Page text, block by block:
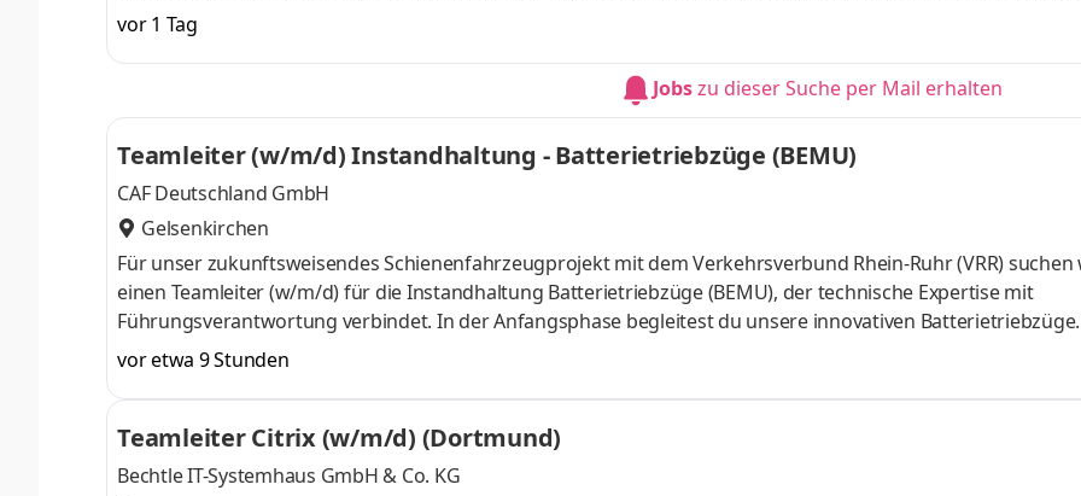
In vielfältigen Handlungsfeldern in den Geschäftsbereichen Umwelt, Verkehr, Raum und Energie ist ZETCON
Ingenieure ein Garant für den erfolgreichen Projektabschluss. Zum nächstmöglichen Termin suchen wir für
Niederlassung in Bochum je einen Teamleiter / perspektivisch Fachgebietsleiter (m/w/d) Vermessung In
vor 1 Tag
Jobszu dieser Suche per Mail erhalten
Teamleiter (w/m/d) Instandhaltung - Batterietriebzüge (BEMU)
CAF Deutschland GmbH
Gelsenkirchen
Für unser zukunftsweisendes Schienenfahrzeugprojekt mit dem Verkehrsverbund Rhein‑Ruhr (VRR) suchen
einen Teamleiter (w/m/d) für die Instandhaltung Batterietriebzüge (BEMU), der technische Expertise mit
Führungsverantwortung verbindet. In der Anfangsphase begleitest du unsere innovativen Batterietriebzüge
während der Inbetriebnahme quer durch Europa und koordinierst gemeinsam mit deinem Team den
Standort Gelsenkirchen die fachliche und organisatorische Führung eines Instandhaltungsteams und stellst
Zuverlässigkeit und Verfügbarkeit der Fahrzeugflotte im VRR‑Netz
vor etwa 9 Stunden
Teamleiter Citrix (w/m/d) (Dortmund)
Bechtle IT-Systemhaus GmbH & Co. KG